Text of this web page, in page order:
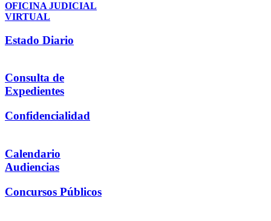
OFICINA JUDICIAL
VIRTUAL
Estado Diario
Consulta de
Expedientes
Confidencialidad
Calendario
Audiencias
Concursos Públicos